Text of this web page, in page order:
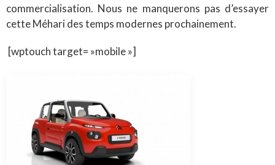
commercialisation. Nous ne manquerons pas d’essayer
cette Méhari des temps modernes prochainement.
[wptouch target= »mobile »]